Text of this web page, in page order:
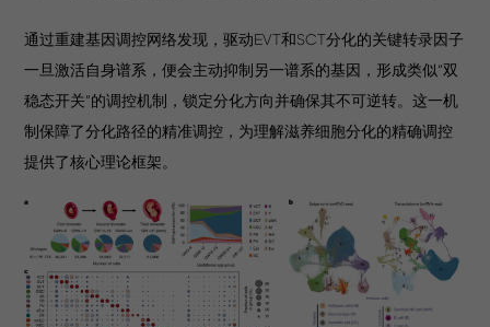
通过重建基因调控网络发现，驱动EVT和SCT分化的关键转录因子
一旦激活自身谱系，便会主动抑制另一谱系的基因，形成类似“双
稳态开关”的调控机制，锁定分化方向并确保其不可逆转。这一机
制保障了分化路径的精准调控，为理解滋养细胞分化的精确调控
提供了核心理论框架。